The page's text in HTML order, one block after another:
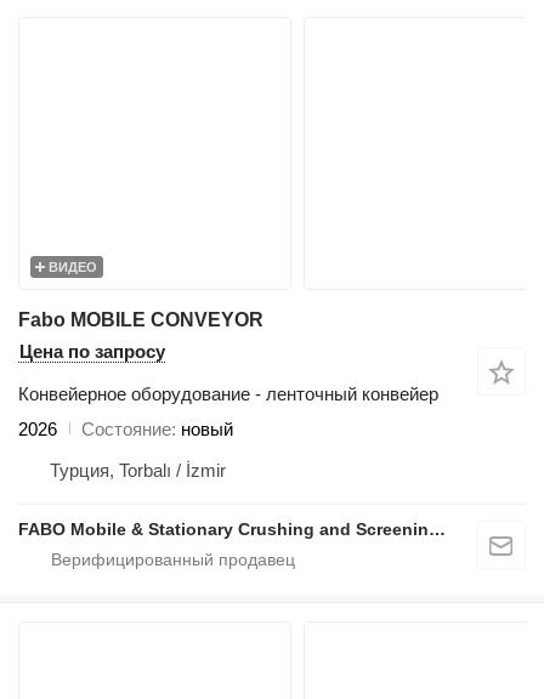
ВИДЕО
Fabo MOBILE CONVEYOR
Цена по запросу
Конвейерное оборудование - ленточный конвейер
2026
Состояние новый
Турция, Torbalı / İzmir
FABO Mobile & Stationary Crushing and Screening Plants | Concrete Batching Plants Manufacturer